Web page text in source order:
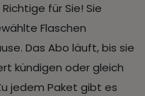
für Sie! Sie
Flaschen
Das Abo läuft, bis sie
kündigen oder gleich
jedem Paket gibt es